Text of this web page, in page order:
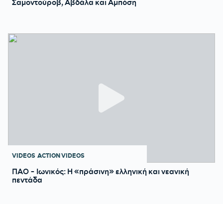
Σαμοντούροβ, Αβδάλα και Αμπόση
VIDEOS ACTION VIDEOS
ΠΑΟ - Ιωνικός: Η «πράσινη» ελληνική και νεανική
πεντάδα